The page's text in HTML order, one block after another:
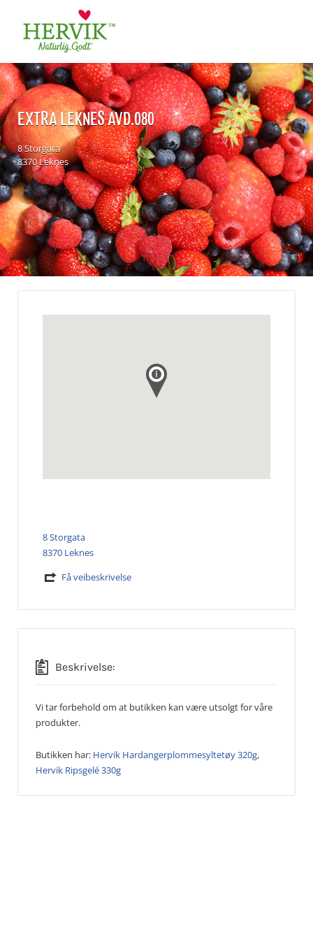
for:
EXTRA LEKNES AVD.080
8 Storgata
8370 Leknes
8 Storgata
8370 Leknes
Få veibeskrivelse
Beskrivelse:
Vi tar forbehold om at butikken kan være utsolgt for våre
produkter.
Butikken har: Hervik Hardangerplommesyltetøy 320g,
Hervik Ripsgelé 330g